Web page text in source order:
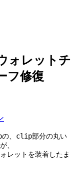
ォレットチ
フ修復
の、clip部分の丸い
、
レットを装着したま